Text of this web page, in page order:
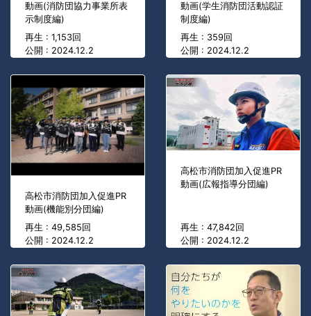
動画(消防団協力事業所表
示制度編)
再生 : 1,153回
公開 : 2024.12.2
動画(学生消防団活動認証
制度編)
再生 : 359回
公開 : 2024.12.2
高松市消防団加入促進PR
動画(機能別分団編)
再生 : 49,585回
公開 : 2024.12.2
高松市消防団加入促進PR
動画(広報指導分団編)
再生 : 47,842回
公開 : 2024.12.2